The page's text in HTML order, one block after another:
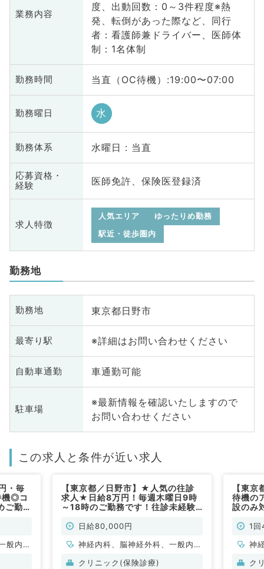
業務内容
度、出動回数：0～3件程度※熱
発、転倒があった際など、同行
者：看護師兼ドライバー、医師体
制：1名体制
勤務時間 当直（OC待機）:19:00〜07:00
勤務曜日 水
勤務体系 水曜日 : 当直
応募資格・
経験
医師免許、保険医登録済
求人特徴
人気エリア
ゆったりめ勤務
駅近・徒歩圏内
勤務地
勤務地 東京都日野市
最寄り駅 ※詳細はお問い合わせください
自動車通勤 車通勤可能
駐車場
※最新情報を確認いたしますので
お問い合わせください
この求人と条件が近い求人
・毎
機◎コ
ご勤務
般内
【東京都／日野市】★人気の往診
求人★日給8万円！毎週木曜日9時
～18時のご勤務です！往診未経験
非常勤）
日給80,000円
神経内科、脳神経外科、一般内
科、循環器内科、呼吸器内科、消
クリニック(保険診療)
【東
待機の
設のみ
能！
1
神
科
ク